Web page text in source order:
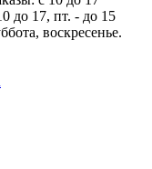
до 17, пт. - до 15
воскресенье.